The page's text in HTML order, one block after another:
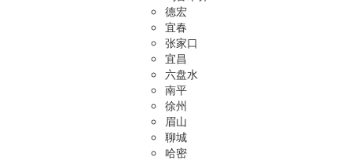
德宏
宜春
张家口
宜昌
六盘水
南平
徐州
眉山
聊城
哈密